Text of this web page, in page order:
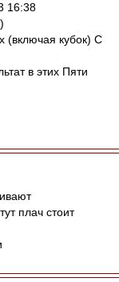
16:38
(включая кубок) С
в этих Пяти
плач стоит